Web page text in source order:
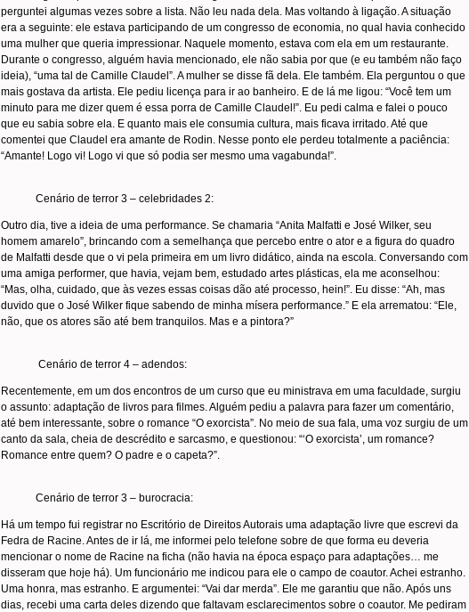
perguntei algumas vezes sobre a lista. Não leu nada dela. Mas voltando à ligação. A situação
era a seguinte: ele estava participando de um congresso de economia, no qual havia conhecido
uma mulher que queria impressionar. Naquele momento, estava com ela em um restaurante.
Durante o congresso, alguém havia mencionado, ele não sabia por que (e eu também não faço
ideia), “uma tal de Camille Claudel”. A mulher se disse fã dela. Ele também. Ela perguntou o que
mais gostava da artista. Ele pediu licença para ir ao banheiro. E de lá me ligou: “Você tem um
minuto para me dizer quem é essa porra de Camille Claudel!”. Eu pedi calma e falei o pouco
que eu sabia sobre ela. E quanto mais ele consumia cultura, mais ficava irritado. Até que
comentei que Claudel era amante de Rodin. Nesse ponto ele perdeu totalmente a paciência:
“Amante! Logo vi! Logo vi que só podia ser mesmo uma vagabunda!”.
Cenário de terror 3 – celebridades 2:
Outro dia, tive a ideia de uma performance. Se chamaria “Anita Malfatti e José Wilker, seu
homem amarelo”, brincando com a semelhança que percebo entre o ator e a figura do quadro
de Malfatti desde que o vi pela primeira em um livro didático, ainda na escola. Conversando com
uma amiga performer, que havia, vejam bem, estudado artes plásticas, ela me aconselhou:
“Mas, olha, cuidado, que às vezes essas coisas dão até processo, hein!”. Eu disse: “Ah, mas
duvido que o José Wilker fique sabendo de minha mísera performance.” E ela arrematou: “Ele,
não, que os atores são até bem tranquilos. Mas e a pintora?”
Cenário de terror 4 – adendos:
Recentemente, em um dos encontros de um curso que eu ministrava em uma faculdade, surgiu
o assunto: adaptação de livros para filmes. Alguém pediu a palavra para fazer um comentário,
até bem interessante, sobre o romance “O exorcista”. No meio de sua fala, uma voz surgiu de um
canto da sala, cheia de descrédito e sarcasmo, e questionou: “‘O exorcista’, um romance?
Romance entre quem? O padre e o capeta?”.
Cenário de terror 3 – burocracia:
Há um tempo fui registrar no Escritório de Direitos Autorais uma adaptação livre que escrevi da
Fedra de Racine. Antes de ir lá, me informei pelo telefone sobre de que forma eu deveria
mencionar o nome de Racine na ficha (não havia na época espaço para adaptações… me
disseram que hoje há). Um funcionário me indicou para ele o campo de coautor. Achei estranho.
Uma honra, mas estranho. E argumentei: “Vai dar merda”. Ele me garantiu que não. Após uns
dias, recebi uma carta deles dizendo que faltavam esclarecimentos sobre o coautor. Me pediram